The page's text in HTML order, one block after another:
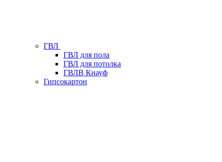
ГВЛ
ГВЛ для пола
ГВЛ для потолка
ГВЛВ Кнауф
Гипсокартон